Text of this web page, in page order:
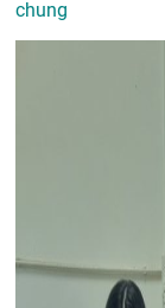
chung